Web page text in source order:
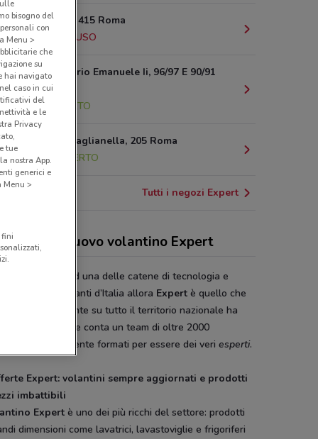
Via Aurelia, 415 Roma
4.4 km
CHIUSO
Piazza Vittorio Emanuele Ii, 96/97 E 90/91
Roma
6 km
APERTO
Via Della Maglianella, 205 Roma
6.8 km
APERTO
Tutti i negozi Expert
del nuovo volantino Expert
affidarti ad una delle catene di tecnologia e
più importanti d’Italia allora Expert è quello che
cercando. Presente su tutto il territorio nazionale ha
rete di vendita che conta un team di oltre 2000
continuamente formati per essere dei veriesperti.
Expert: volantini sempre aggiornati e prodotti
imbattibili
Expert è uno dei più ricchi del settore: prodotti
dimensioni come lavatrici, lavastoviglie e frigoriferi
bisogno del
con
Menu >
che
su
hai navigato
caso in cui
del
e le
Privacy
tue
nostra App.
generici e
Menu >
fini